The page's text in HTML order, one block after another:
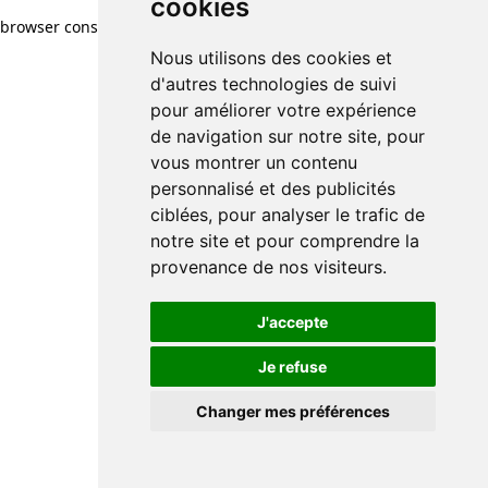
cookies
Nous utilisons des cookies et
d'autres technologies de suivi
pour améliorer votre expérience
de navigation sur notre site, pour
vous montrer un contenu
personnalisé et des publicités
ciblées, pour analyser le trafic de
notre site et pour comprendre la
provenance de nos visiteurs.
J'accepte
Je refuse
Changer mes préférences
browser console for more information)